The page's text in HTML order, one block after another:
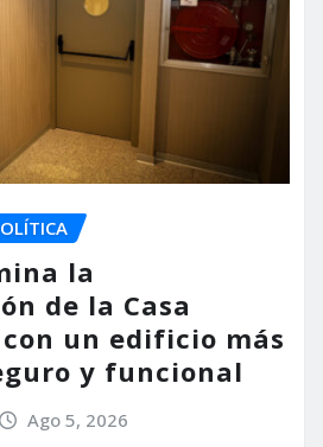
la
de la Casa
un edificio más
y funcional
Ago 5, 2026